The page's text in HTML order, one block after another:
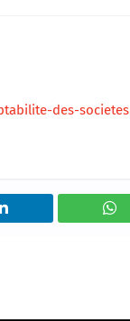
des-societes